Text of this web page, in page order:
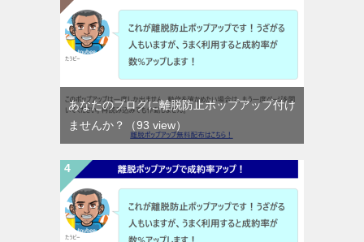
あなたのブログに離脱防止ポップアップ付け
ませんか？
（93 view）